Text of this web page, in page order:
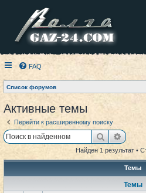
FAQ
Список форумов
Активные темы
Перейти к расширенному поиску
Поиск
Найден 1 результат •
Темы
Темы